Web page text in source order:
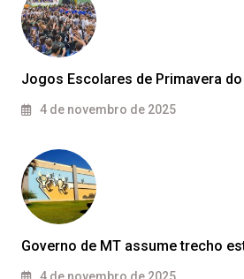
Jogos Escolares de Primavera
4 de novembro de 2025
Governo de MT assume trecho
4 de novembro de 2025